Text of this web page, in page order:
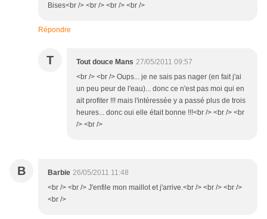
Bises<br /> <br /> <br /> <br />
Répondre
T Tout douce Mans 27/05/2011 09:57
<br /> <br /> Oups... je ne sais pas nager (en fait j'ai
un peu peur de l'eau)... donc ce n'est pas moi qui en
ait profiter !!! mais l'intéressée y a passé plus de trois
heures... donc oui elle était bonne !!!<br /> <br /> <br
/> <br />
B Barbie 26/05/2011 11:48
<br /> <br /> J'enfile mon maillot et j'arrive.<br /> <br /> <br />
<br />